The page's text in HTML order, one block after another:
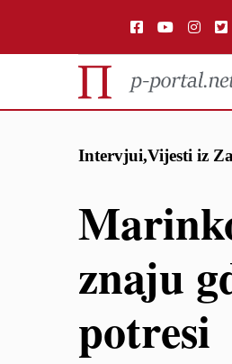
Intervjui,Vijesti iz
znaju
potresi